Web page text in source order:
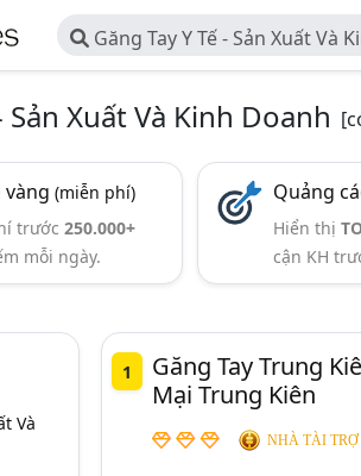
Găng Tay Y Tế - Sản Xuất Và
Sản Xuất Và Kinh Doanh
vàng(miễn phí)
trước250.000+
mỗi ngày.
Quảng
Hiển thị
cận KH
Và
1
Găng Tay Trung
Mại Trung Kiên
NHÀ TÀI TRỢ